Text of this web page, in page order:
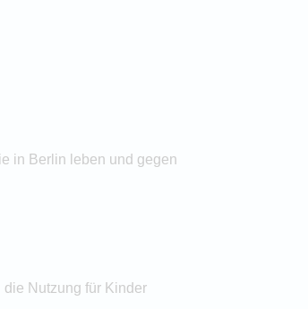
in Berlin leben und gegen
die Nutzung für Kinder